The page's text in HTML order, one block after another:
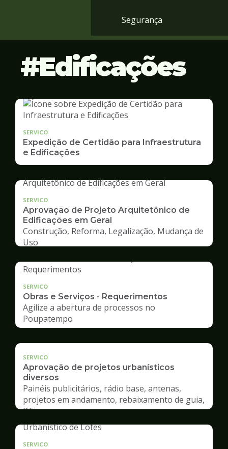
Segurança
Edificações
SERVICO
Expedição de Certidão para Infraestrutura
e Edificações
SERVICO
Aprovação de Projeto Arquitetônico de
Edificações em Geral
Construção, Reforma, Legalização, Mudança de
Uso
SERVICO
Obras e Serviços - Requerimentos
Agilize a abertura de processos no
Poupatempo
SERVICO
Aprovação de projetos urbanísticos
diversos
Painéis publicitários, rádio base, antenas,
projetos em andamento, rebaixamento de guia,
RT
SERVICO